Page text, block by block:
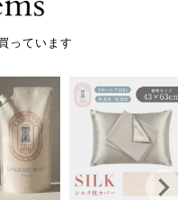
っています